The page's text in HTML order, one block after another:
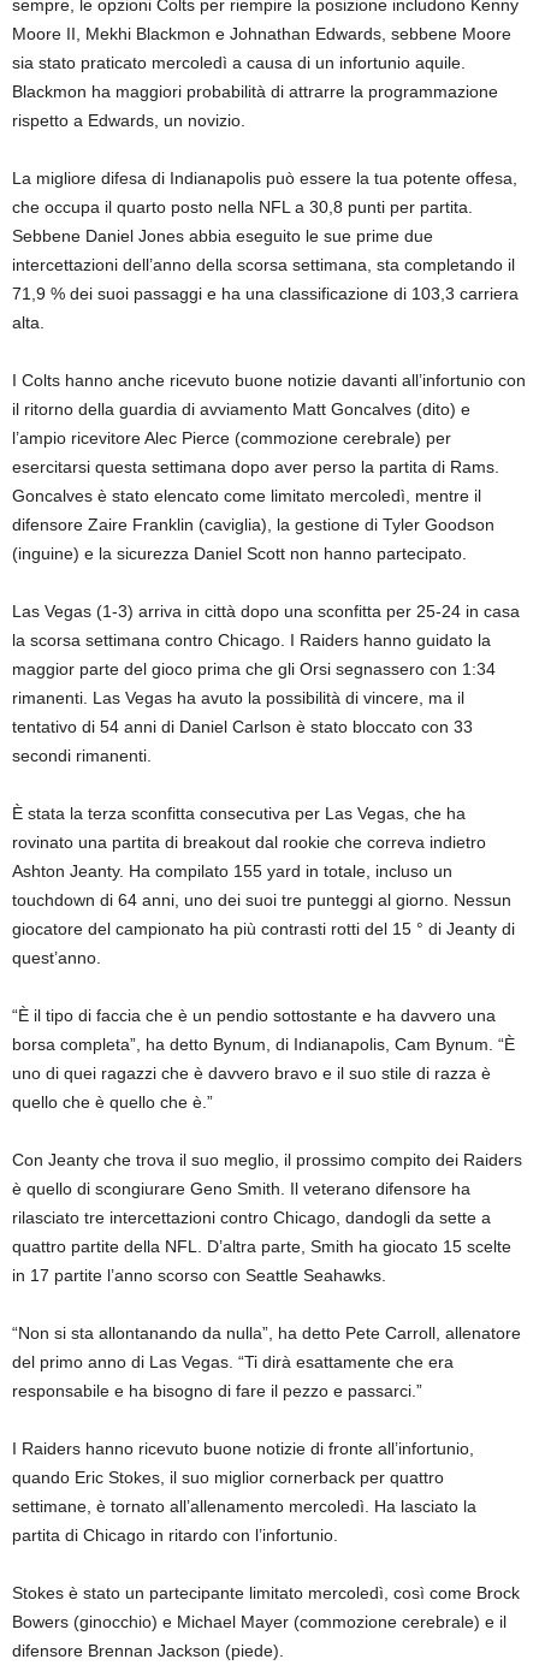
sempre, le opzioni Colts per riempire la posizione includono Kenny
Moore II, Mekhi Blackmon e Johnathan Edwards, sebbene Moore
sia stato praticato mercoledì a causa di un infortunio aquile.
Blackmon ha maggiori probabilità di attrarre la programmazione
rispetto a Edwards, un novizio.
La migliore difesa di Indianapolis può essere la tua potente offesa,
che occupa il quarto posto nella NFL a 30,8 punti per partita.
Sebbene Daniel Jones abbia eseguito le sue prime due
intercettazioni dell’anno della scorsa settimana, sta completando il
71,9 % dei suoi passaggi e ha una classificazione di 103,3 carriera
alta.
I Colts hanno anche ricevuto buone notizie davanti all’infortunio con
il ritorno della guardia di avviamento Matt Goncalves (dito) e
l’ampio ricevitore Alec Pierce (commozione cerebrale) per
esercitarsi questa settimana dopo aver perso la partita di Rams.
Goncalves è stato elencato come limitato mercoledì, mentre il
difensore Zaire Franklin (caviglia), la gestione di Tyler Goodson
(inguine) e la sicurezza Daniel Scott non hanno partecipato.
Las Vegas (1-3) arriva in città dopo una sconfitta per 25-24 in casa
la scorsa settimana contro Chicago. I Raiders hanno guidato la
maggior parte del gioco prima che gli Orsi segnassero con 1:34
rimanenti. Las Vegas ha avuto la possibilità di vincere, ma il
tentativo di 54 anni di Daniel Carlson è stato bloccato con 33
secondi rimanenti.
È stata la terza sconfitta consecutiva per Las Vegas, che ha
rovinato una partita di breakout dal rookie che correva indietro
Ashton Jeanty. Ha compilato 155 yard in totale, incluso un
touchdown di 64 anni, uno dei suoi tre punteggi al giorno. Nessun
giocatore del campionato ha più contrasti rotti del 15 ° di Jeanty di
quest’anno.
“È il tipo di faccia che è un pendio sottostante e ha davvero una
borsa completa”, ha detto Bynum, di Indianapolis, Cam Bynum. “È
uno di quei ragazzi che è davvero bravo e il suo stile di razza è
quello che è quello che è.”
Con Jeanty che trova il suo meglio, il prossimo compito dei Raiders
è quello di scongiurare Geno Smith. Il veterano difensore ha
rilasciato tre intercettazioni contro Chicago, dandogli da sette a
quattro partite della NFL. D’altra parte, Smith ha giocato 15 scelte
in 17 partite l’anno scorso con Seattle Seahawks.
“Non si sta allontanando da nulla”, ha detto Pete Carroll, allenatore
del primo anno di Las Vegas. “Ti dirà esattamente che era
responsabile e ha bisogno di fare il pezzo e passarci.”
I Raiders hanno ricevuto buone notizie di fronte all’infortunio,
quando Eric Stokes, il suo miglior cornerback per quattro
settimane, è tornato all’allenamento mercoledì. Ha lasciato la
partita di Chicago in ritardo con l’infortunio.
Stokes è stato un partecipante limitato mercoledì, così come Brock
Bowers (ginocchio) e Michael Mayer (commozione cerebrale) e il
difensore Brennan Jackson (piede).